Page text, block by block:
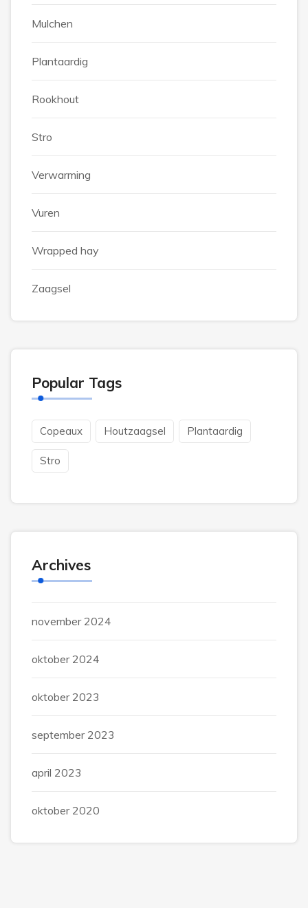
Mulchen
Plantaardig
Rookhout
Stro
Verwarming
Vuren
Wrapped hay
Zaagsel
Popular Tags
Copeaux Houtzaagsel Plantaardig
Stro
Archives
november 2024
oktober 2024
oktober 2023
september 2023
april 2023
oktober 2020